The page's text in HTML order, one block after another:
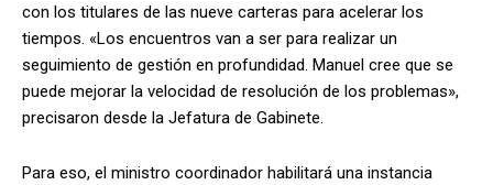
con los titulares de las nueve carteras para acelerar los
tiempos. «Los encuentros van a ser para realizar un
seguimiento de gestión en profundidad. Manuel cree que se
puede mejorar la velocidad de resolución de los problemas»,
precisaron desde la Jefatura de Gabinete.
Para eso, el ministro coordinador habilitará una instancia